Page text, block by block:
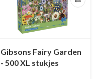
Gibsons Fairy Garden
- 500 XL stukjes